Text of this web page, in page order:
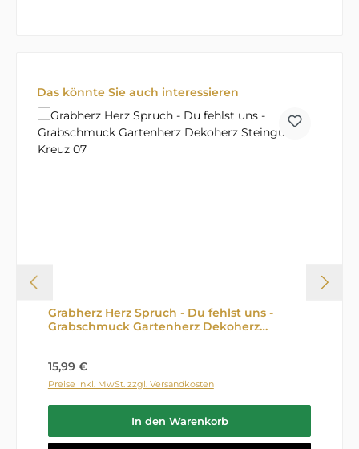
Produktgalerie überspringen
Das könnte Sie auch interessieren
Grabherz Herz Spruch - Du fehlst uns -
Grabschmuck Gartenherz Dekoherz
Regulärer Preis:
15,99 €
Preise inkl. MwSt. zzgl. Versandkosten
In den Warenkorb